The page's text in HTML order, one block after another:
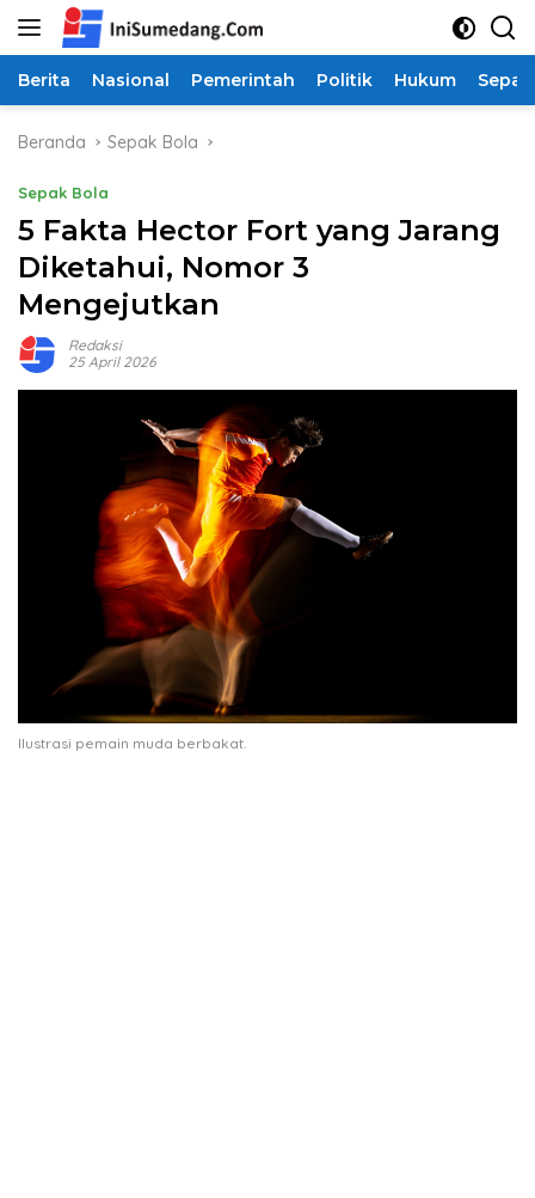
Langsung
Berita Nasional Pemerintah Politik Hukum
Beranda Sepak Bola
Sepak Bola
5 Fakta Hector Fort yang Jarang
Diketahui, Nomor 3
Mengejutkan
Redaksi
25 April 2026
Ilustrasi pemain muda berbakat.